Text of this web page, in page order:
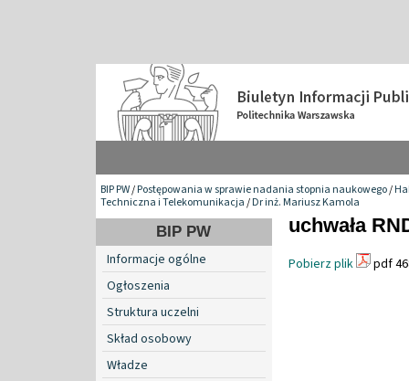
BIP PW/Postępowania w sprawie nadania stopnia naukowego/
Techniczna i Telekomunikacja/Dr inż. Mariusz Kamola
BIP PW
Informacje ogólne
Ogłoszenia
Struktura uczelni
Skład osobowy
Władze
uchwała
Pobierz plik pdf